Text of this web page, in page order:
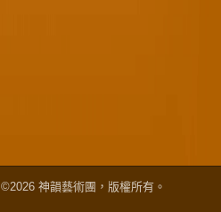
©2026 神韻藝術團，版權所有。